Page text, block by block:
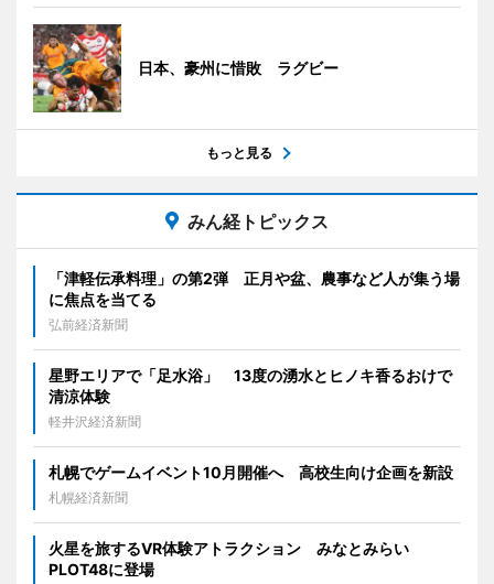
日本、豪州に惜敗 ラグビー
もっと見る
みん経トピックス
「津軽伝承料理」の第2弾 正月や盆、農事など人が集う場
に焦点を当てる
弘前経済新聞
星野エリアで「足水浴」 13度の湧水とヒノキ香るおけで
清涼体験
軽井沢経済新聞
札幌でゲームイベント10月開催へ 高校生向け企画を新設
札幌経済新聞
火星を旅するVR体験アトラクション みなとみらい
PLOT48に登場